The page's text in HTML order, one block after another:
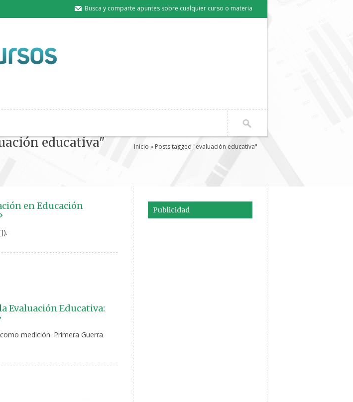
Busca y comparte apuntes sobre cualquier curso o materia
educativa" Inicio » Posts tagged "evaluación educativa"
en Educación
Evaluación Educativa:
medición. Primera Guerra
Publicidad